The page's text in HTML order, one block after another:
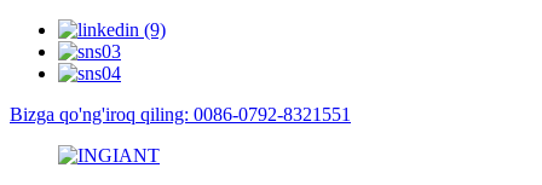
Bizga qo'ng'iroq qiling: 0086-0792-8321551